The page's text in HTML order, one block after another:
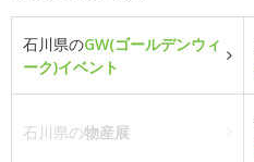
石川県のGW(ゴールデンウィ
ーク)イベント
石川県の物産展